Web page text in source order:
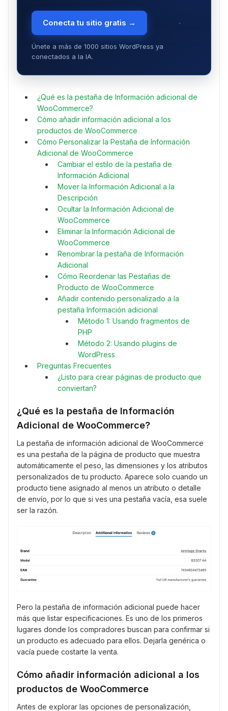
Conecta tu sitio gratis →
Únete a más de 1000 sitios WordPress ya
conectados a la IA.
¿Qué es la pestaña de Información adicional de
WooCommerce?
Cómo añadir información adicional a los
productos de WooCommerce
Cómo Personalizar la Pestaña de Información
Adicional de WooCommerce
Cambiar el estilo de la pestaña de
Información Adicional
Mover la Información Adicional a la
Descripción
Ocultar la Información Adicional de
WooCommerce
Eliminar la Información Adicional de
WooCommerce
Renombrar la pestaña de Información
Adicional
Cómo Reordenar las Pestañas de
Producto de WooCommerce
Añadir contenido personalizado a la
pestaña Información adicional
Método 1: Usando fragmentos de
PHP
Método 2: Usando plugins de
WordPress
Preguntas Frecuentes
¿Listo para crear páginas de producto que
conviertan?
¿Qué es la pestaña de Información
Adicional de WooCommerce?
La pestaña de información adicional de WooCommerce
es una pestaña de la página de producto que muestra
automáticamente el peso, las dimensiones y los atributos
personalizados de tu producto. Aparece solo cuando un
producto tiene asignado al menos un atributo o detalle
de envío, por lo que si ves una pestaña vacía, esa suele
ser la razón.
Pero la pestaña de información adicional puede hacer
más que listar especificaciones. Es uno de los primeros
lugares donde los compradores buscan para confirmar si
un producto es adecuado para ellos. Dejarla genérica o
vacía puede costarte la venta.
Cómo añadir información adicional a los
productos de WooCommerce
Antes de explorar las opciones de personalización,